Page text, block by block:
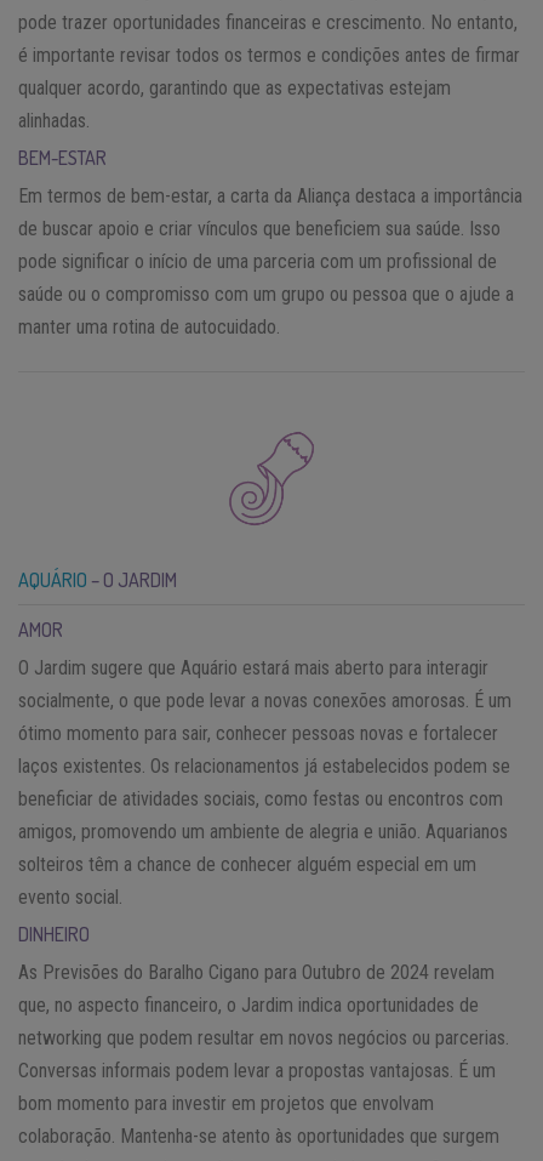
pode trazer oportunidades financeiras e crescimento. No entanto,
é importante revisar todos os termos e condições antes de firmar
qualquer acordo, garantindo que as expectativas estejam
alinhadas.
BEM-ESTAR
Em termos de bem-estar, a carta da Aliança destaca a importância
de buscar apoio e criar vínculos que beneficiem sua saúde. Isso
pode significar o início de uma parceria com um profissional de
saúde ou o compromisso com um grupo ou pessoa que o ajude a
manter uma rotina de autocuidado.
AQUÁRIO – O JARDIM
AMOR
O Jardim sugere que Aquário estará mais aberto para interagir
socialmente, o que pode levar a novas conexões amorosas. É um
ótimo momento para sair, conhecer pessoas novas e fortalecer
laços existentes. Os relacionamentos já estabelecidos podem se
beneficiar de atividades sociais, como festas ou encontros com
amigos, promovendo um ambiente de alegria e união. Aquarianos
solteiros têm a chance de conhecer alguém especial em um
evento social.
DINHEIRO
As Previsões do Baralho Cigano para Outubro de 2024 revelam
que, no aspecto financeiro, o Jardim indica oportunidades de
networking que podem resultar em novos negócios ou parcerias.
Conversas informais podem levar a propostas vantajosas. É um
bom momento para investir em projetos que envolvam
colaboração. Mantenha-se atento às oportunidades que surgem